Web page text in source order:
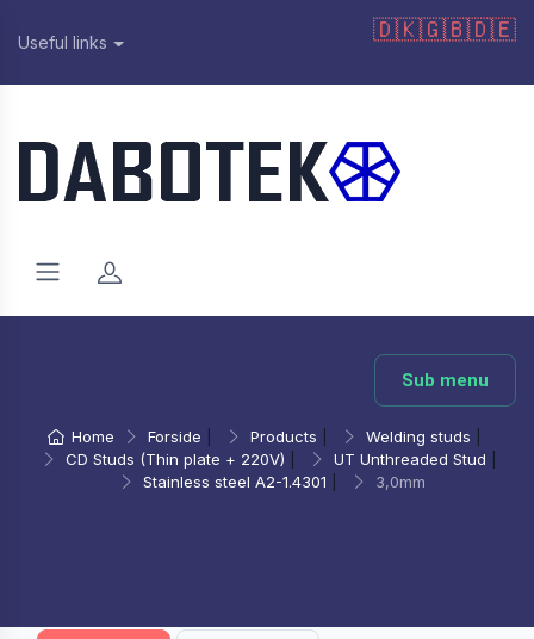
Useful links 🇩🇰🇬🇧🇩🇪
Sub menu
Home Forside Products Welding studs
CD Studs (Thin plate + 220V)
UT Unthreaded Stud
Stainless steel A2-1.4301
3,0mm